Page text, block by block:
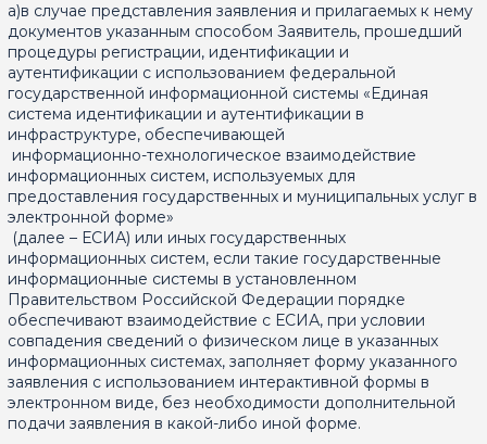
а)в случае представления заявления и прилагаемых к нему
документов указанным способом Заявитель, прошедший
процедуры регистрации, идентификации и
аутентификации с использованием федеральной
государственной информационной системы «Единая
система идентификации и аутентификации в
инфраструктуре, обеспечивающей
информационно-технологическое взаимодействие
информационных систем, используемых для
предоставления государственных и муниципальных услуг в
электронной форме»
(далее – ЕСИА) или иных государственных
информационных систем, если такие государственные
информационные системы в установленном
Правительством Российской Федерации порядке
обеспечивают взаимодействие с ЕСИА, при условии
совпадения сведений о физическом лице в указанных
информационных системах, заполняет форму указанного
заявления с использованием интерактивной формы в
электронном виде, без необходимости дополнительной
подачи заявления в какой-либо иной форме.